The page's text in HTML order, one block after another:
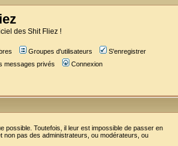
des Shit Fliez !
Groupes d'utilisateurs
S'enregistrer
messages privés Connexion
Toutefois, il leur est impossible de passer en
pas des administrateurs, ou modérateurs, ou